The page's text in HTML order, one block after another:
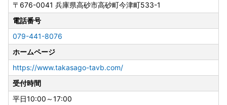
〒676-0041 兵庫県高砂市高砂町今津町533-1
電話番号
079-441-8076
ホームページ
https://www.takasago-tavb.com/
受付時間
平日10:00～17:00